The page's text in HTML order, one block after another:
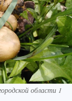
области 1